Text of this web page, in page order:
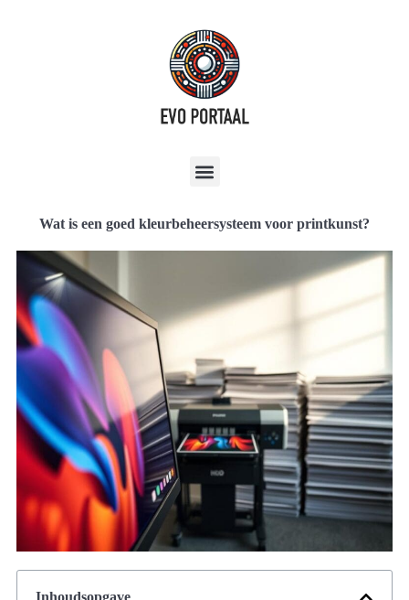
Wat is een goed kleurbeheersysteem voor printkunst?